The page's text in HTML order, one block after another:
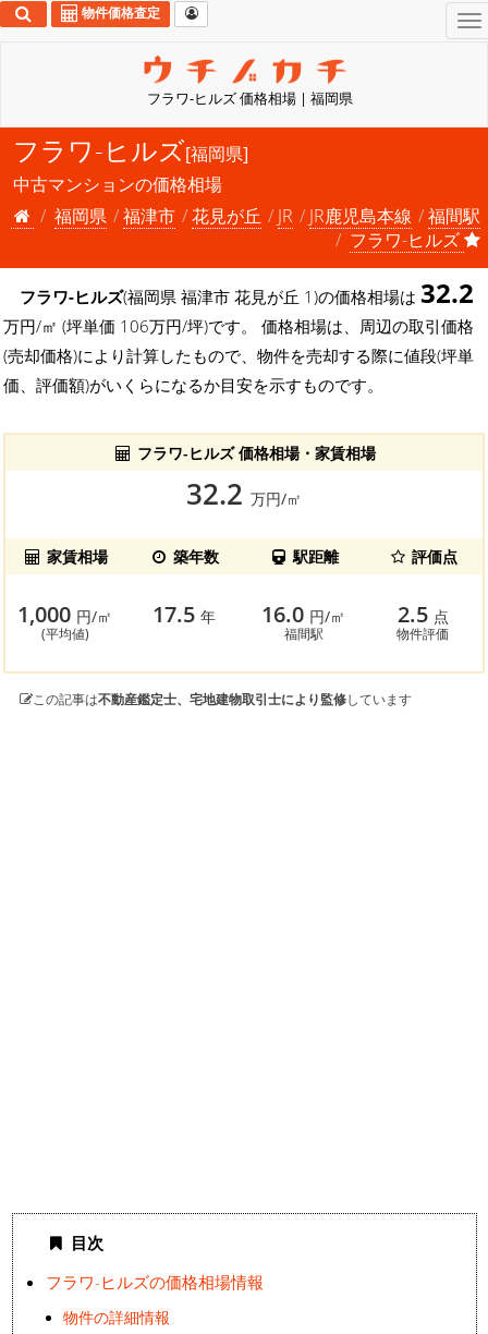
フラワ-ヒルズ 価格相場 | 福岡県
物件価格査定
フラワ-ヒルズ[福岡県]
中古マンションの価格相場
福岡県
福津市 花見が丘 JR JR鹿児島本線
福間駅
フラワ-ヒルズ
フラワ-ヒルズ(福岡県 福津市 花見が丘 1)の価格相場は 32.2
万円/㎡ (坪単価 106万円/坪)です。 価格相場は、周辺の取引価格
(売却価格)により計算したもので、物件を売却する際に値段(坪単
価、評価額)がいくらになるか目安を示すものです。
フラワ-ヒルズ 価格相場・家賃相場
32.2 万円/㎡
家賃相場 築年数 駅距離 評価点
1,000 円/㎡
(平均値)
17.5年 16.0 円/㎡
福間駅
2.5 点
物件評価
この記事は不動産鑑定士、宅地建物取引士により監修しています
目次
フラワ-ヒルズの価格相場情報
物件の詳細情報